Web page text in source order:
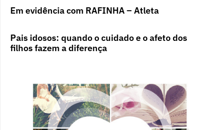
Em evidência com RAFINHA – Atleta
Pais idosos: quando o cuidado e o afeto dos
filhos fazem a diferença